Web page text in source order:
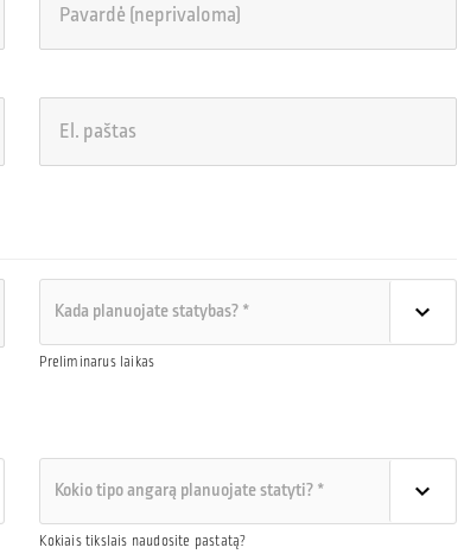
Preliminarus laikas
Kokiais tikslais naudosite pastatą?